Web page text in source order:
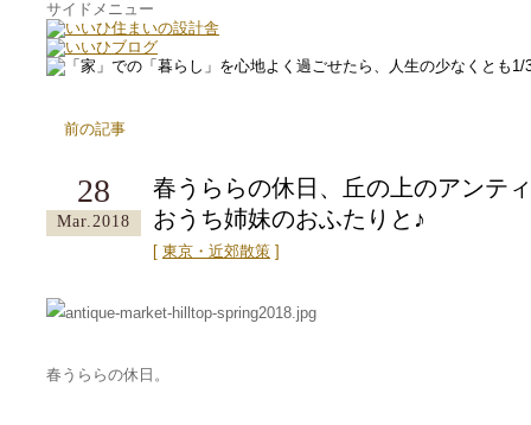
サイドメニュー
前の記事
春うららの休日、丘の上のアンテ
おうち姉妹のおふたりと♪
28
Mar.2018
[ 東京・近郊散策 ]
春うららの休日。